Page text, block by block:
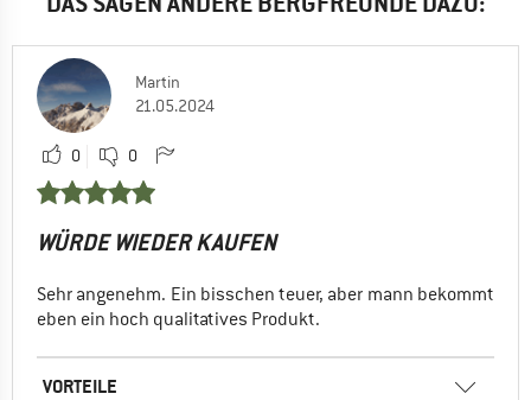
Martin
21.05.2024
0 0
WÜRDE WIEDER KAUFEN
Sehr angenehm. Ein bisschen teuer, aber mann bekommt
eben ein hoch qualitatives Produkt.
VORTEILE